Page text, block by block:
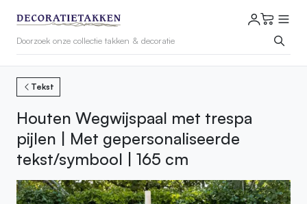
Tekst
Houten Wegwijspaal met trespa
pijlen | Met gepersonaliseerde
tekst/symbool | 165 cm